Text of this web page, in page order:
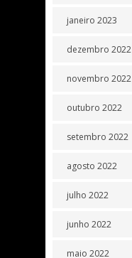
janeiro 2023
dezembro 2022
novembro 2022
outubro 2022
setembro 2022
agosto 2022
julho 2022
junho 2022
maio 2022